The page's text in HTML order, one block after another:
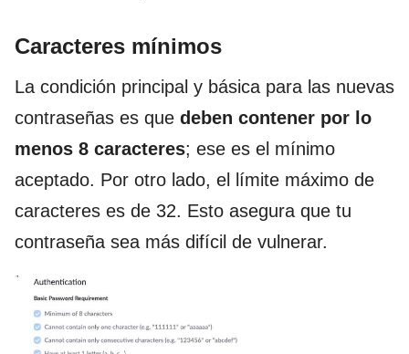
Caracteres mínimos
La condición principal y básica para las nuevas
contraseñas es que deben contener por lo
menos 8 caracteres; ese es el mínimo
aceptado. Por otro lado, el límite máximo de
caracteres es de 32. Esto asegura que tu
contraseña sea más difícil de vulnerar.